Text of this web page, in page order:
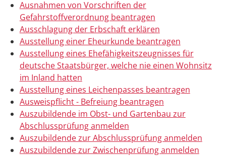
Ausnahmen von Vorschriften der
Gefahrstoffverordnung beantragen
Ausschlagung der Erbschaft erklären
Ausstellung einer Eheurkunde beantragen
Ausstellung eines Ehefähigkeitszeugnisses für
deutsche Staatsbürger, welche nie einen Wohnsitz
im Inland hatten
Ausstellung eines Leichenpasses beantragen
Ausweispflicht - Befreiung beantragen
Auszubildende im Obst- und Gartenbau zur
Abschlussprüfung anmelden
Auszubildende zur Abschlussprüfung anmelden
Auszubildende zur Zwischenprüfung anmelden